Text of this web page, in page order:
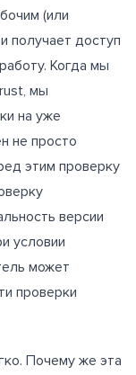
(или
получает доступ
Когда мы
мы
на уже
не просто
этим проверку
версии
условии
может
проверки
Почему же эта